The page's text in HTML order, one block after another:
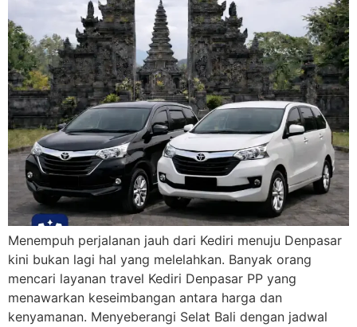
Menempuh perjalanan jauh dari Kediri menuju Denpasar
kini bukan lagi hal yang melelahkan. Banyak orang
mencari layanan travel Kediri Denpasar PP yang
menawarkan keseimbangan antara harga dan
kenyamanan. Menyeberangi Selat Bali dengan jadwal